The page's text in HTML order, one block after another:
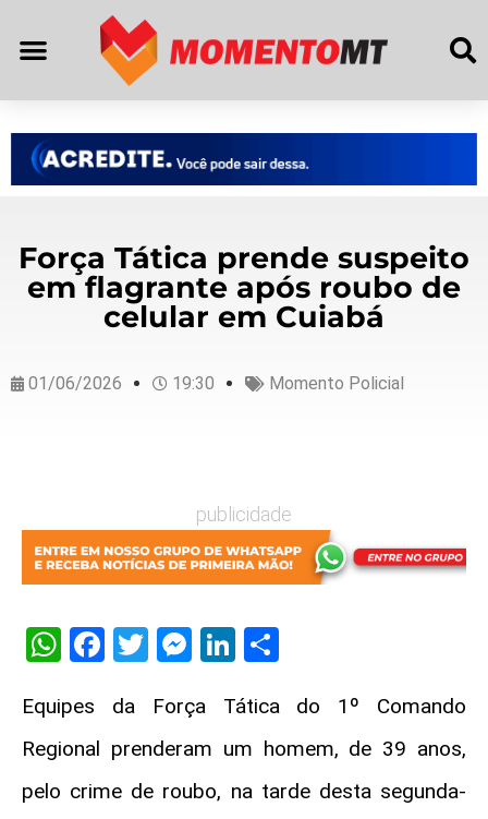
Força Tática prende suspeito
em flagrante após roubo de
celular em Cuiabá
01/06/2026 19:30 Momento Policial
publicidade
WhatsApp
Facebook
Twitter
Messenger
LinkedIn
Equipes da Força Tática do 1º Comando
Regional prenderam um homem, de 39 anos,
pelo crime de roubo, na tarde desta segunda-